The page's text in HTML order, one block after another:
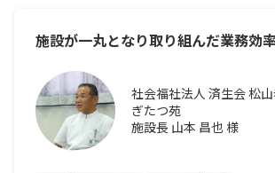
施設が一丸となり取り組んだ業務効
社会福社法人 済生会 松
ぎたつ苑
施設長 山本 昌也 様